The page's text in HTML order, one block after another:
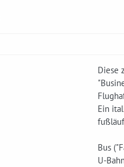
Diese
Ein
Bus
U-